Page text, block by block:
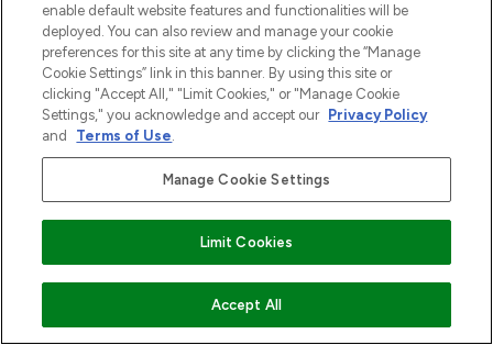
VOEG TOE AAN WINKELMANDJE
enable default website features and functionalities will be
deployed. You can also review and manage your cookie
preferences for this site at any time by clicking the “Manage
Cookie Settings” link in this banner. By using this site or
clicking "Accept All," "Limit Cookies," or "Manage Cookie
Settings," you acknowledge and accept our Privacy Policy
and
Terms of Use.
Manage Cookie Settings
Limit Cookies
Accept All